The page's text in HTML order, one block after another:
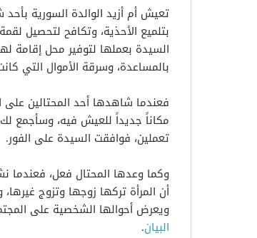
تعيش أم أزيد الوالدة السورية
بتلميع الأحذية، وتكافح لتحصيل
السيدة بعملها لتوفير محل إقامة
بالمساعدة، وسرقة الأموال التي
فعندما شاهدها أحد المحتالين
مكاناً جديداً للعيش فيه، وسأجمع
تعملين، فوافقت السيدة على الفور.
وكما وعدها المحتال فعل، فعندما
أن المرأة تركها زوجها وتزوج
ويعرض أحوالها الشخصية على
البيان.